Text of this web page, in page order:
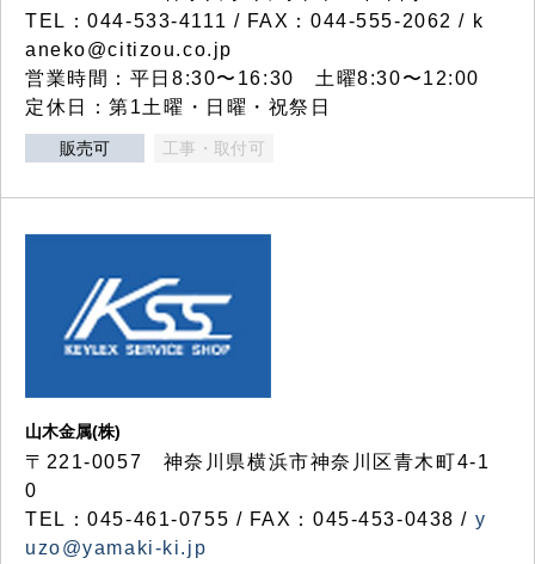
TEL：044-533-4111 / FAX：044-555-2062 / k
aneko@citizou.co.jp
営業時間：平日8:30〜16:30 土曜8:30〜12:00
定休日：第1土曜・日曜・祝祭日
販売可 工事・取付可
山木金属(株)
〒221-0057 神奈川県横浜市神奈川区青木町4-1
0
TEL：045-461-0755 / FAX：045-453-0438 / y
uzo@yamaki-ki.jp